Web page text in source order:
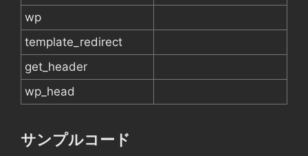
wp
template_redirect
get_header
wp_head
サンプルコード